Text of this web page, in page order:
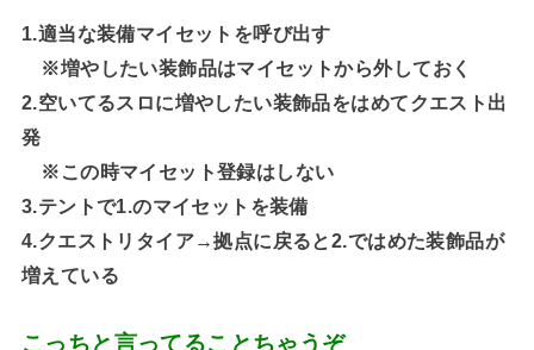
1.適当な装備マイセットを呼び出す
※増やしたい装飾品はマイセットから外しておく
2.空いてるスロに増やしたい装飾品をはめてクエスト出
発
※この時マイセット登録はしない
3.テントで1.のマイセットを装備
4.クエストリタイア→拠点に戻ると2.ではめた装飾品が
増えている
こっちと言ってることちゃうぞ